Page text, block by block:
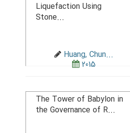
Liquefaction Using
Stone...
Huang, Chun...
2015
The Tower of Babylon in
the Governance of R...